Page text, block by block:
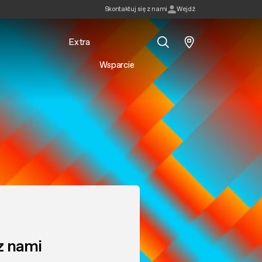
Skontaktuj się z nami Wejdź
Extra
Wsparcie
Szukaj
nami